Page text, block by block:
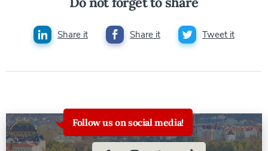
Share it Share it Tweet it
Follow us on social media!